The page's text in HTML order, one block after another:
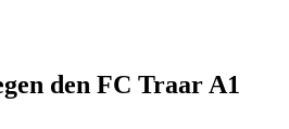
den FC Traar A1